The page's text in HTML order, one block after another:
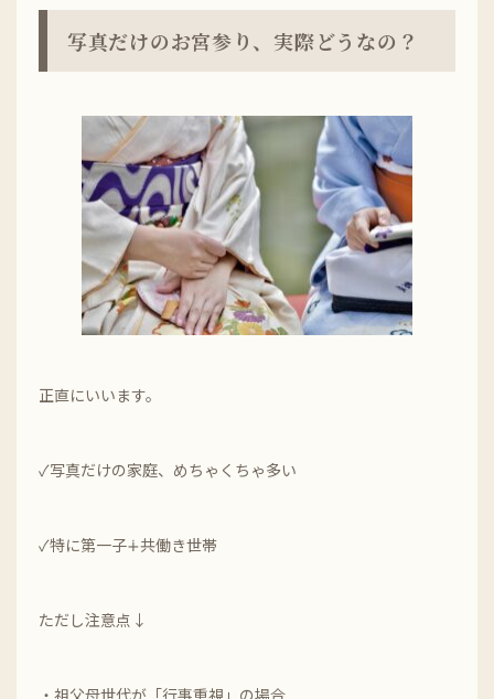
写真だけのお宮参り、実際どうなの？
正直にいいます。
✓写真だけの家庭、めちゃくちゃ多い
✓特に第一子∔共働き世帯
ただし注意点↓
・祖父母世代が「行事重視」の場合